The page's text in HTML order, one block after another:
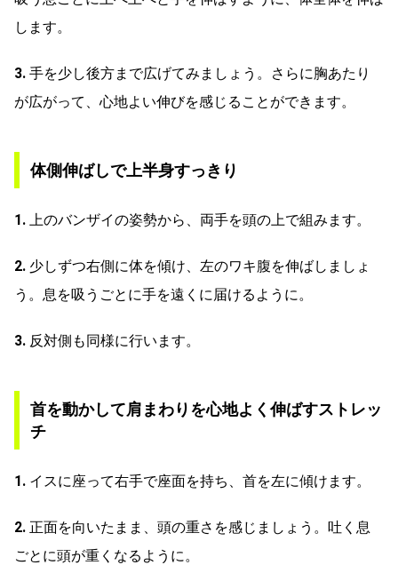
します。
3. 手を少し後方まで広げてみましょう。さらに胸あたり
が広がって、心地よい伸びを感じることができます。
体側伸ばしで上半身すっきり
1. 上のバンザイの姿勢から、両手を頭の上で組みます。
2. 少しずつ右側に体を傾け、左のワキ腹を伸ばしましょ
う。息を吸うごとに手を遠くに届けるように。
3. 反対側も同様に行います。
首を動かして肩まわりを心地よく伸ばすストレッ
チ
1. イスに座って右手で座面を持ち、首を左に傾けます。
2. 正面を向いたまま、頭の重さを感じましょう。吐く息
ごとに頭が重くなるように。